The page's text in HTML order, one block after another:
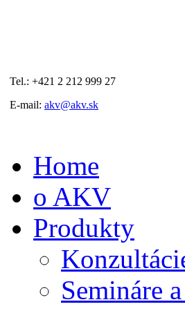
Tel.: +421 2 212 999 27
E-mail: akv@akv.sk
Home
o AKV
Produkty
Semináre